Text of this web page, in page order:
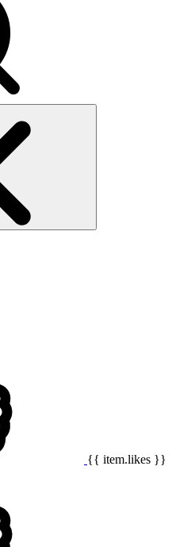
{{ item.likes }}